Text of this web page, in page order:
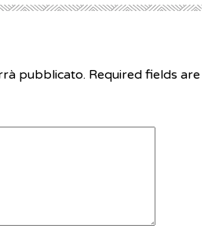
pubblicato. Required fields are